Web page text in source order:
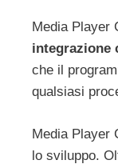
Media Player
integrazione
che il
qualsiasi
Media Player
lo sviluppo.